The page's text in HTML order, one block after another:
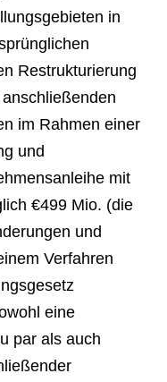
in
Restrukturierung
im Rahmen einer
und
mit
€499 Mio. (die
und
Verfahren
eine
par als auch